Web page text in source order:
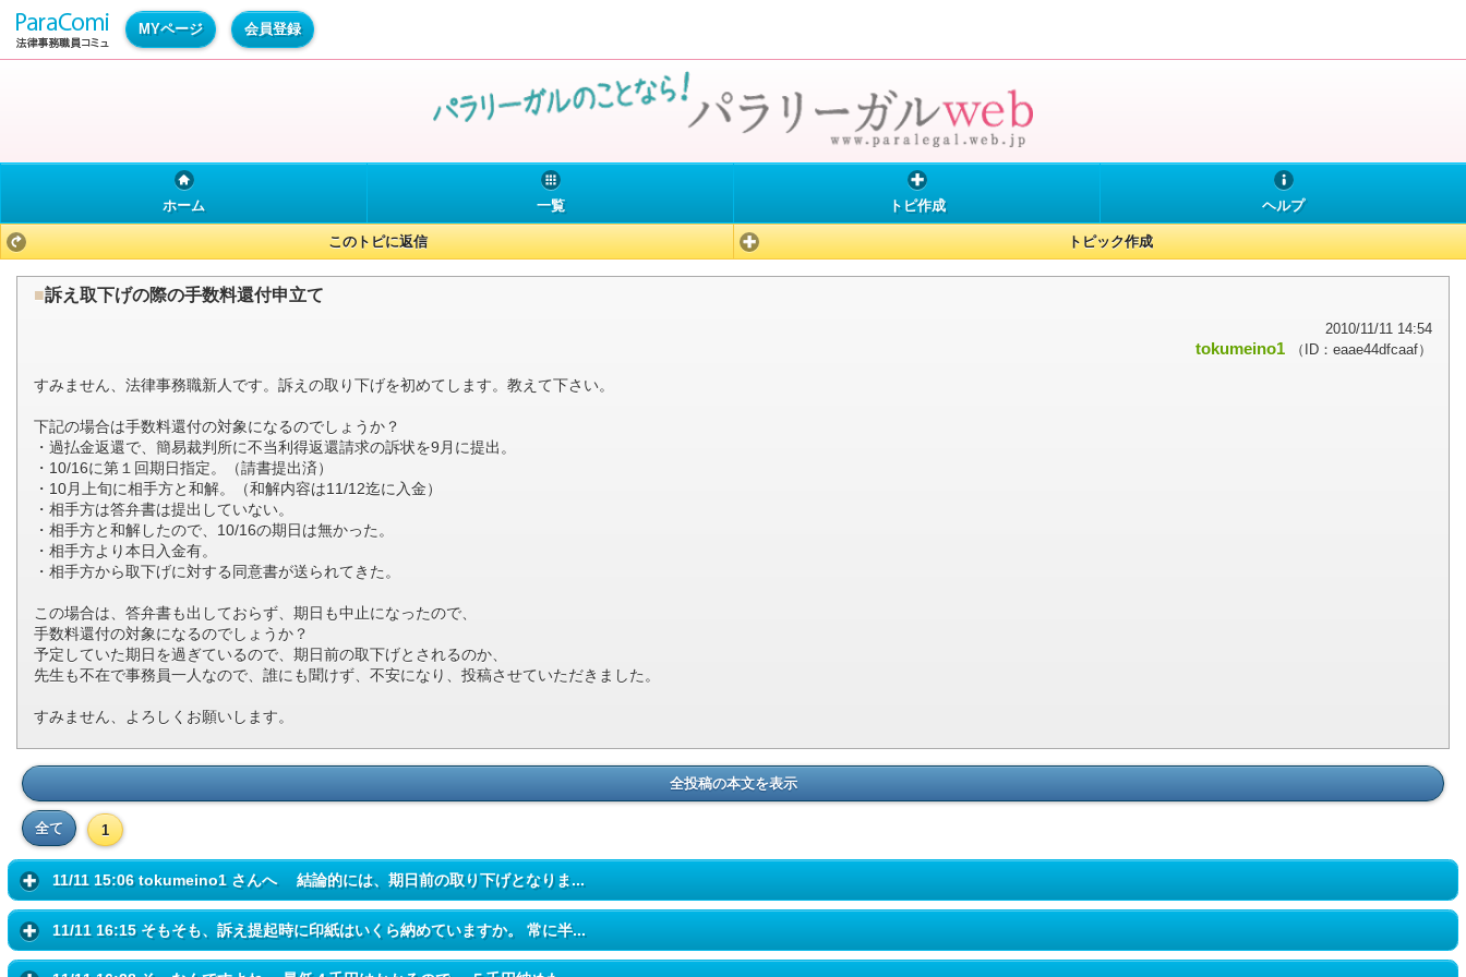
MYページ 会員登録
ホーム 一覧 トピ作成 ヘルプ
このトピに返信 トピック作成
■訴え取下げの際の手数料還付申立て
2010/11/11 14:54
tokumeino1 （ID：eaae44dfcaaf）
すみません、法律事務職新人です。訴えの取り下げを初めてします。教えて下さい。
下記の場合は手数料還付の対象になるのでしょうか？
・過払金返還で、簡易裁判所に不当利得返還請求の訴状を9月に提出。
・10/16に第１回期日指定。（請書提出済）
・10月上旬に相手方と和解。（和解内容は11/12迄に入金）
・相手方は答弁書は提出していない。
・相手方と和解したので、10/16の期日は無かった。
・相手方より本日入金有。
・相手方から取下げに対する同意書が送られてきた。
この場合は、答弁書も出しておらず、期日も中止になったので、
手数料還付の対象になるのでしょうか？
予定していた期日を過ぎているので、期日前の取下げとされるのか、
先生も不在で事務員一人なので、誰にも聞けず、不安になり、投稿させていただきました。
すみません、よろしくお願いします。
全投稿の本文を表示
全て 1
11/11 15:06 tokumeino1 さんへ 結論的には、期日前の取り下げとなりま...
11/11 16:15 そもそも、訴え提起時に印紙はいくら納めていますか。 常に半...